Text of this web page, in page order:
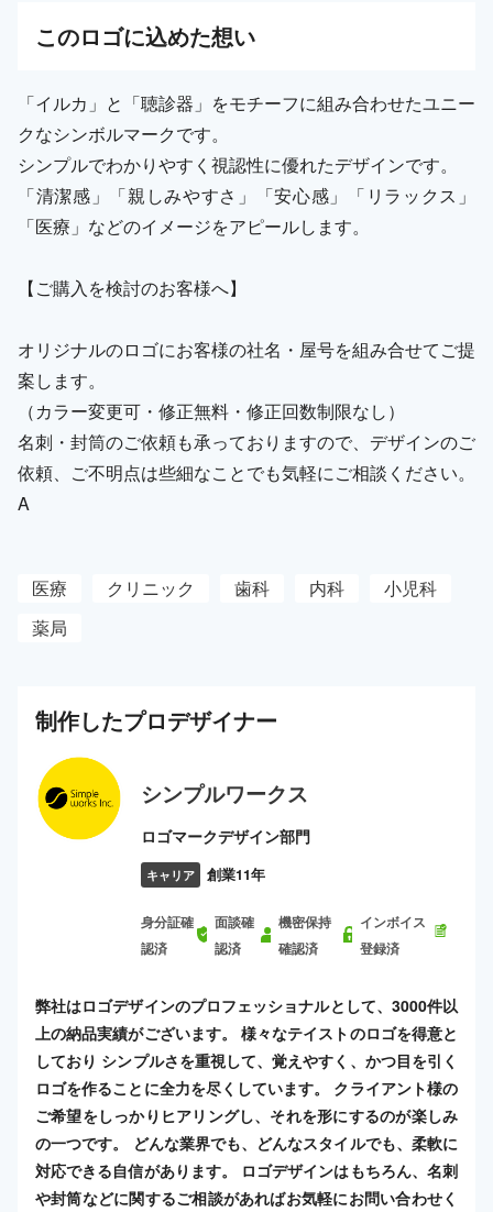
このロゴに込めた想い
「イルカ」と「聴診器」をモチーフに組み合わせたユニー
クなシンボルマークです。
シンプルでわかりやすく視認性に優れたデザインです。
「清潔感」「親しみやすさ」「安心感」「リラックス」
「医療」などのイメージをアピールします。
【ご購入を検討のお客様へ】
オリジナルのロゴにお客様の社名・屋号を組み合せてご提
案します。
（カラー変更可・修正無料・修正回数制限なし）
名刺・封筒のご依頼も承っておりますので、デザインのご
依頼、ご不明点は些細なことでも気軽にご相談ください。
A
医療 クリニック 歯科 内科
小児科
薬局
制作したプロデザイナー
シンプルワークス
ロゴマークデザイン部門
キャリア 創業11年
身分証確
認済
面談確
認済
機密保持
確認済
インボイス
登録済
弊社はロゴデザインのプロフェッショナルとして、3000件以
上の納品実績がございます。 様々なテイストのロゴを得意と
しており シンプルさを重視して、覚えやすく、かつ目を引く
ロゴを作ることに全力を尽くしています。 クライアント様の
ご希望をしっかりヒアリングし、それを形にするのが楽しみ
の一つです。 どんな業界でも、どんなスタイルでも、柔軟に
対応できる自信があります。 ロゴデザインはもちろん、名刺
や封筒などに関するご相談があればお気軽にお問い合わせく